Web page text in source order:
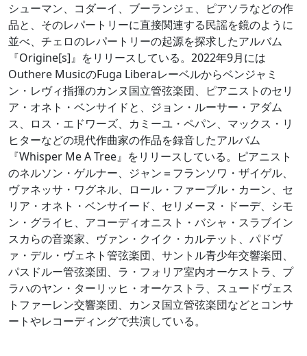
シューマン、コダーイ、ブーランジェ、ピアソラなどの作
品と、そのレパートリーに直接関連する民謡を鏡のように
並べ、チェロのレパートリーの起源を探求したアルバム
『Origine[s]』をリリースしている。2022年9月には
Outhere MusicのFuga Liberaレーベルからベンジャミ
ン・レヴィ指揮のカンヌ国立管弦楽団、ピアニストのセリ
ア・オネト・ベンサイドと、ジョン・ルーサー・アダム
ス、ロス・エドワーズ、カミーユ・ペパン、マックス・リ
ヒターなどの現代作曲家の作品を録音したアルバム
『Whisper Me A Tree』をリリースしている。ピアニスト
のネルソン・ゲルナー、ジャン＝フランソワ・ザイゲル、
ヴァネッサ・ワグネル、ロール・ファーブル・カーン、セ
リア・オネト・ベンサイード、セリメーヌ・ドーデ、シモ
ン・グライヒ、アコーディオニスト・バシャ・スラブイン
スカらの音楽家、ヴァン・クイク・カルテット、パドヴ
ァ・デル・ヴェネト管弦楽団、サントル青少年交響楽団、
パスドルー管弦楽団、ラ・フォリア室内オーケストラ、プ
ラハのヤン・ターリッヒ・オーケストラ、スュードヴェス
トファーレン交響楽団、カンヌ国立管弦楽団などとコンサ
ートやレコーディングで共演している。